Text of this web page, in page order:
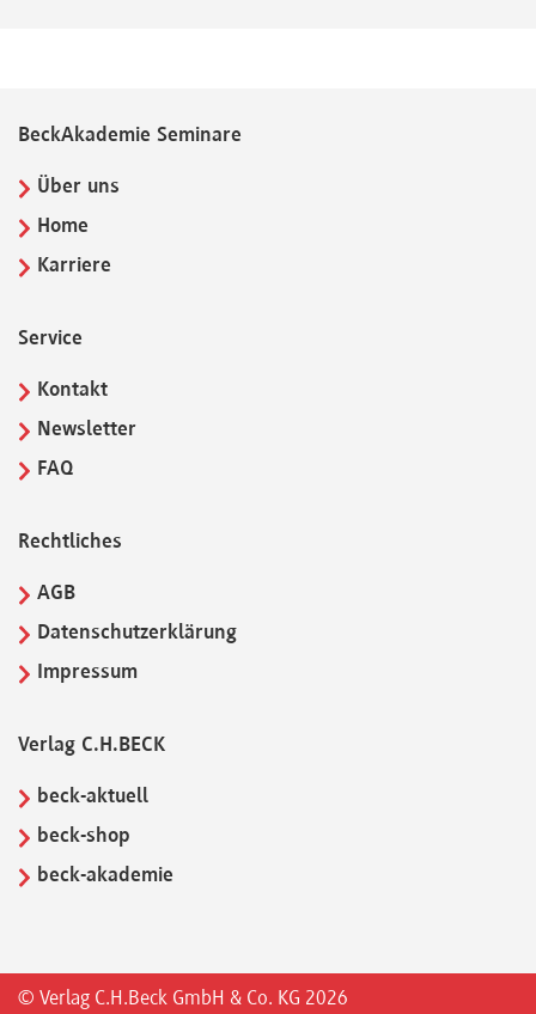
BeckAkademie Seminare
Über uns
Home
Karriere
Service
Kontakt
Newsletter
FAQ
Rechtliches
AGB
Datenschutzerklärung
Impressum
Verlag C.H.BECK
beck-aktuell
beck-shop
beck-akademie
© Verlag C.H.Beck GmbH & Co. KG 2026